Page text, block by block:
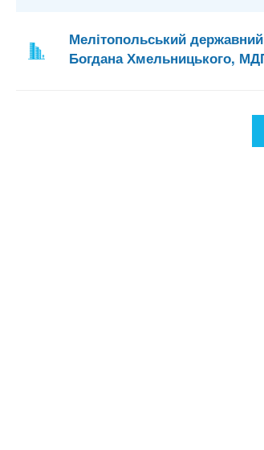
Мелітопольський державний
Богдана Хмельницького,